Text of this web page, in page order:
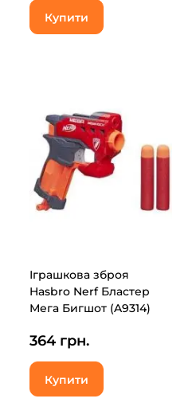
Купити
Іграшкова зброя
Hasbro Nerf Бластер
Мега Бигшот (A9314)
364 грн.
Купити